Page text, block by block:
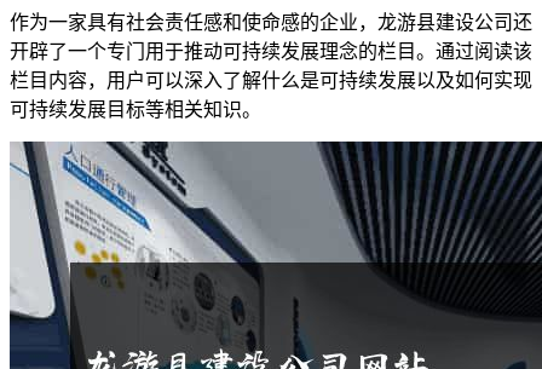
作为一家具有社会责任感和使命感的企业，龙游县建设公司还
开辟了一个专门用于推动可持续发展理念的栏目。通过阅读该
栏目内容，用户可以深入了解什么是可持续发展以及如何实现
可持续发展目标等相关知识。